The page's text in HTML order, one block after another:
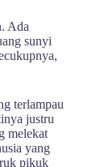
Ada
sunyi
terlampau
justru
melekat
yang
pikuk